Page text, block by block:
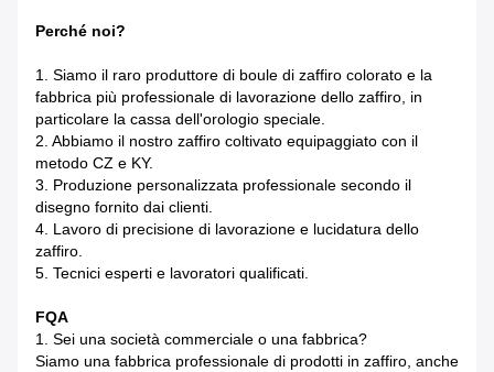
Perché noi?
1. Siamo il raro produttore di boule di zaffiro colorato e la
fabbrica più professionale di lavorazione dello zaffiro, in
particolare la cassa dell'orologio speciale.
2. Abbiamo il nostro zaffiro coltivato equipaggiato con il
metodo CZ e KY.
3. Produzione personalizzata professionale secondo il
disegno fornito dai clienti.
4. Lavoro di precisione di lavorazione e lucidatura dello
zaffiro.
5. Tecnici esperti e lavoratori qualificati.
FQA
1. Sei una società commerciale o una fabbrica?
Siamo una fabbrica professionale di prodotti in zaffiro, anche